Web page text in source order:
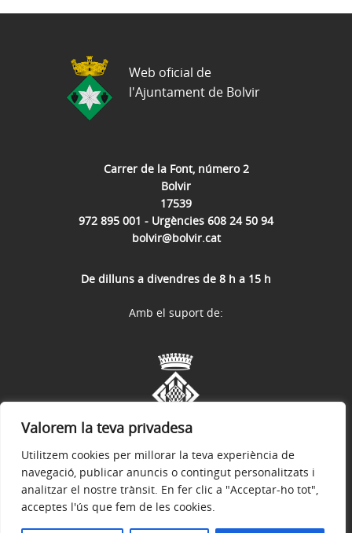
Valorem la teva privadesa
Utilitzem cookies per millorar la teva experiència de
navegació, publicar anuncis o contingut personalitzats i
analitzar el nostre trànsit. En fer clic a "Acceptar-ho tot",
acceptes l'ús que fem de les cookies.
Carrer de la Font, número 2
Bolvir
17539
972 895 001 - Urgències 608 24 50 94
bolvir@bolvir.cat
De dilluns a divendres de 8 h a 15 h
Web oficial de
l'Ajuntament de Bolvir
Avís legal Política de privacitat
Amb el suport de: